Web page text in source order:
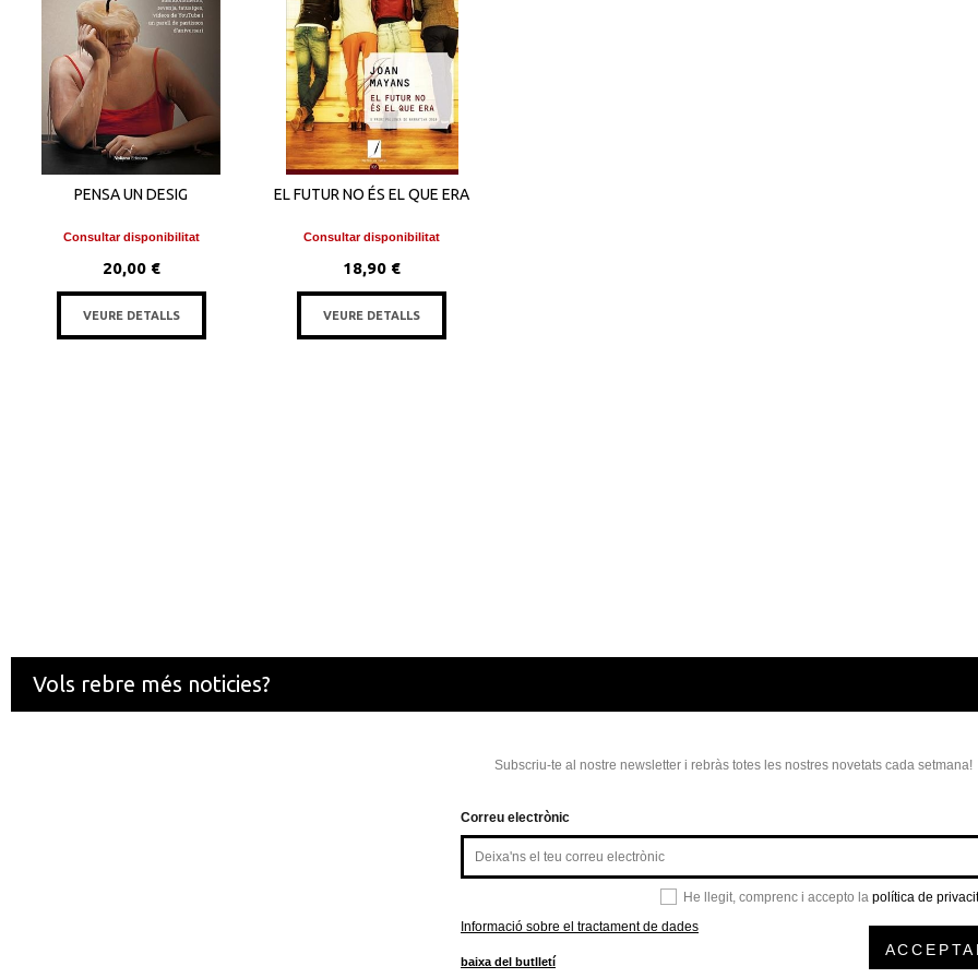
PENSA UN DESIG
Consultar disponibilitat
20,00 €
VEURE DETALLS
EL FUTUR NO ÉS EL QUE ERA
Consultar disponibilitat
18,90 €
VEURE DETALLS
Vols rebre més noticies?
Subscriu-te al nostre newsletter i rebràs totes les nostres novetats cada setmana!
Correu electrònic
He llegit, comprenc i accepto la política de
Informació sobre el tractament de dades
baixa del butlletí